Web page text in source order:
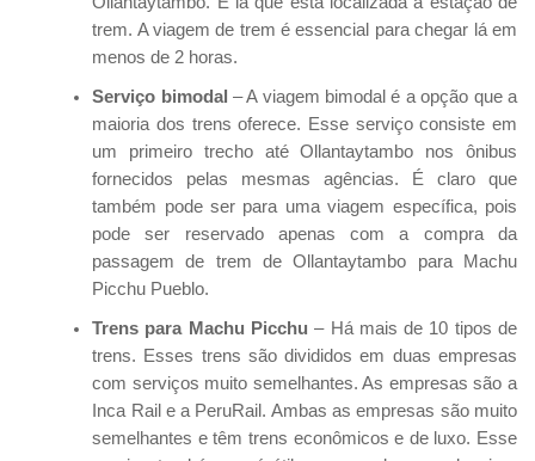
trem. A viagem de trem é essencial para chegar lá em
menos de 2 horas.
Serviço bimodal – A viagem bimodal é a opção que a
maioria dos trens oferece. Esse serviço consiste em
um primeiro trecho até Ollantaytambo nos ônibus
fornecidos pelas mesmas agências. É claro que
também pode ser para uma viagem específica, pois
pode ser reservado apenas com a compra da
passagem de trem de Ollantaytambo para Machu
Picchu Pueblo.
Trens para Machu Picchu – Há mais de 10 tipos de
trens. Esses trens são divididos em duas empresas
com serviços muito semelhantes. As empresas são a
Inca Rail e a PeruRail. Ambas as empresas são muito
semelhantes e têm trens econômicos e de luxo. Esse